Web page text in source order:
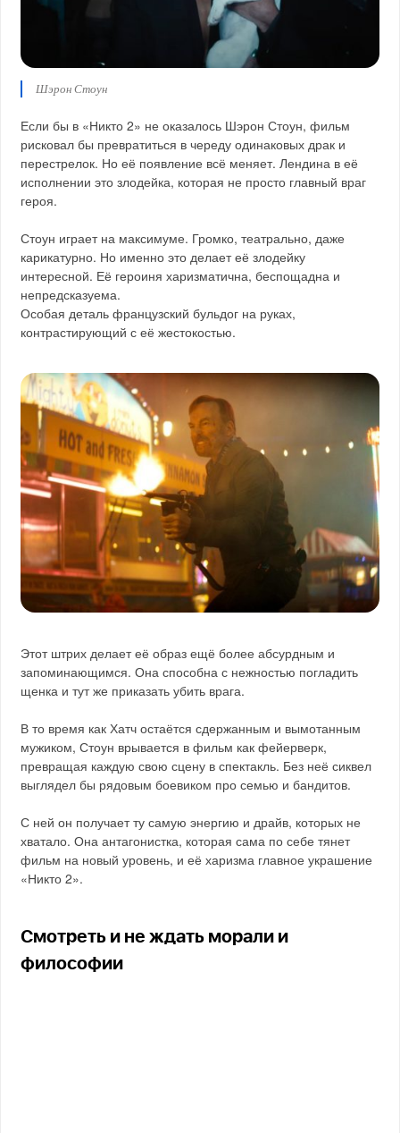
Шэрон Стоун
Если бы в «Никто 2» не оказалось Шэрон Стоун, фильм
рисковал бы превратиться в череду одинаковых драк и
перестрелок. Но её появление всё меняет. Лендина в её
исполнении это злодейка, которая не просто главный враг
героя.
Стоун играет на максимуме. Громко, театрально, даже
карикатурно. Но именно это делает её злодейку
интересной. Её героиня харизматична, беспощадна и
непредсказуема.
Особая деталь французский бульдог на руках,
контрастирующий с её жестокостью.
Этот штрих делает её образ ещё более абсурдным и
запоминающимся. Она способна с нежностью погладить
щенка и тут же приказать убить врага.
В то время как Хатч остаётся сдержанным и вымотанным
мужиком, Стоун врывается в фильм как фейерверк,
превращая каждую свою сцену в спектакль. Без неё сиквел
выглядел бы рядовым боевиком про семью и бандитов.
С ней он получает ту самую энергию и драйв, которых не
хватало. Она антагонистка, которая сама по себе тянет
фильм на новый уровень, и её харизма главное украшение
«Никто 2».
Смотреть и не ждать морали и
философии